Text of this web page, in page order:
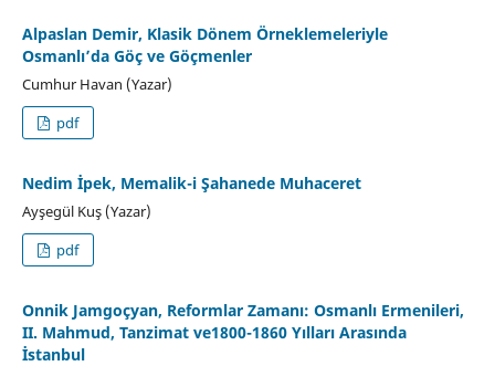
Alpaslan Demir, Klasik Dönem Örneklemeleriyle
Osmanlı’da Göç ve Göçmenler
Cumhur Havan (Yazar)
pdf
Nedim İpek, Memalik-i Şahanede Muhaceret
Ayşegül Kuş (Yazar)
pdf
Onnik Jamgoçyan, Reformlar Zamanı: Osmanlı Ermenileri,
II. Mahmud, Tanzimat ve1800-1860 Yılları Arasında
İstanbul